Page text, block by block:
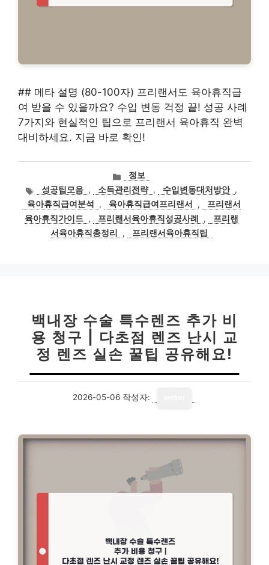
## 메타 설명 (80-100자) 프리랜서도 육아휴직급
여 받을 수 있을까요? 수입 변동 걱정 끝! 성공 사례
7가지와 현실적인 팁으로 프리랜서 육아휴직 완벽
대비하세요. 지금 바로 확인!
카
테
고
리
정보
태
그
성공팁모음 , 소득관리전략 , 수입변동대처방안 ,
육아휴직급여분석
, 육아휴직급여프리랜서 ,
프리랜서
육아휴직가이드 , 프리랜서육아휴직성공사례 ,
프리랜
서육아휴직총정리
, 프리랜서육아휴직팁
백내장 수술 특수렌즈 추가 비
용 청구 | 다초점 렌즈 난시 교
정 렌즈 실손 꿀팁 공유해요!
2026-05-06 작성자: